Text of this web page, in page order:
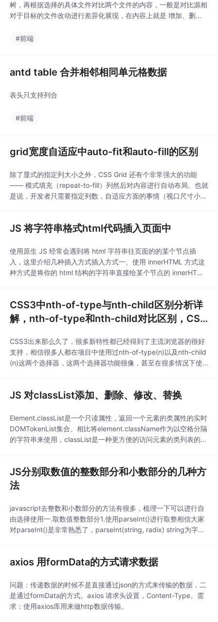
树，再根据选择的具体文件对比两个文件的内容，一般是对比源相
对于目标的文件改动进行差异化展现，在内容上就是 增加、删
#前端
antd table 合并相邻相同单元格数据
表头只支持列合
#前端
grid宽度自适应中auto-fit和auto-fill的区别
除了显式的指定列大小之外，CSS Grid 还有个非常强大的功能
—— 模式填充（repeat-to-fill）列然后对内容进行自动布局。也就
是说，开发者只需要指定列数，自适应方面的事情（视口尺寸小则
指定该容器中包含6列，每列宽度轨道...
JS 将字符串格式html代码插入页面中
使用原生 JS 经常会遇到将 html 字符串往页面的的某个节点插
入，这里介绍几种插入方式插入方式一、使用 innerHTML 方式这
种方式是将你的 html 结构的字符串直接给某个节点的 innerHTML
CSS3中nth-of-type与nth-child区别分析详
解，nth-of-type和nth-child对比区别，CSS
CSS3出来那么久了，很多新特性都已经得到了主流浏览器的很好
支持，相信很多人都在项目中使用过nth-of-type(n)以及nth-child
(n)这两个选择器，这两个选择器功能很像，甚至在很多情况下使
测试以及梳理，以便查询参考记忆。elt:nth-child(n)：所干的事情
JS 对classList添加、删除、修改、替换
Element.classList是一个只读属性，返回一个元素的类属性的实时
DOMTokenList集合。相比将element.className作为以空格分隔
的字符串来使用，classList是一种更方便的访问元素的类列表的方
JS分别取数值的整数部分和小数部分的几种方
法
javascript去整数和小数部分的方法有很多，梳理一下可以进行自
由选择使用一.取数值整数部分1.使用parseInt()进行取整相信大家
对parseInt()是非常熟悉了，parseInt(string, radix) string为字符
制...
axios 用formData的方式请求数据
问题：传递数据的时候不是直接通过json的方式来传输的数据，二
是通过formData的方式。axios 请求头设置，Content-Type。需
求：使用axios库用来做http数据传输。